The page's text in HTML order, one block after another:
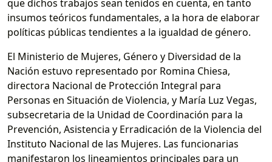
que dichos trabajos sean tenidos en cuenta, en tanto
insumos teóricos fundamentales, a la hora de elaborar
políticas públicas tendientes a la igualdad de género.
El Ministerio de Mujeres, Género y Diversidad de la
Nación estuvo representado por Romina Chiesa,
directora Nacional de Protección Integral para
Personas en Situación de Violencia, y María Luz Vegas,
subsecretaria de la Unidad de Coordinación para la
Prevención, Asistencia y Erradicación de la Violencia del
Instituto Nacional de las Mujeres. Las funcionarias
manifestaron los lineamientos principales para un